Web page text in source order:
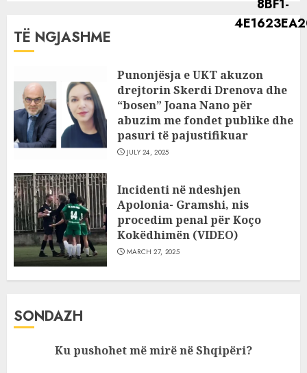
TË NGJASHME
Punonjësja e UKT akuzon
drejtorin Skerdi Drenova dhe
“bosen” Joana Nano për
abuzim me fondet publike dhe
pasuri të pajustifikuar
JULY 24, 2025
Incidenti në ndeshjen
Apolonia- Gramshi, nis
procedim penal për Koço
Kokëdhimën (VIDEO)
MARCH 27, 2025
SONDAZH
Ku pushohet më mirë në Shqipëri?